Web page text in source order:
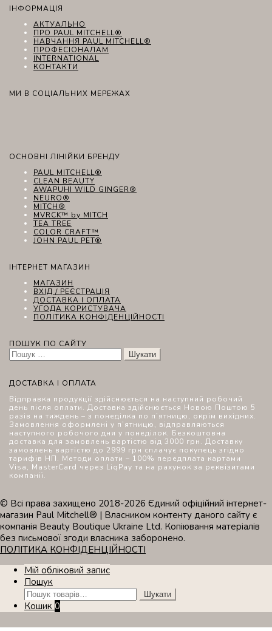
ІНФОРМАЦІЯ
АКТУАЛЬНО
ПРО PAUL MITCHELL®
НАВЧАННЯ PAUL MITCHELL®
ПРОФЕСІОНАЛАМ
INTERNATIONAL
КОНТАКТИ
МИ В СОЦІАЛЬНИХ МЕРЕЖАХ
ОСНОВНІ ЛІНІЙКИ БРЕНДУ
PAUL MITCHELL®
CLEAN BEAUTY
AWAPUHI WILD GINGER®
NEURO®
MITCH®
MVRCK™ by MITCH
TEA TREE
COLOR CRAFT™
JOHN PAUL PET®
ІНТЕРНЕТ МАГАЗИН
МАГАЗИН
ВХІД / РЕЄСТРАЦІЯ
ДОСТАВКА І ОПЛАТА
УГОДА КОРИСТУВАЧА
ПОЛІТИКА КОНФІДЕНЦІЙНОСТІ
ПОШУК ПО САЙТУ
Пошук:
ДОСТАВКА І ОПЛАТА
Відправка продукції здійснюється на наступний робочий
день після оплати. Доставка здійснюється Новою Поштою 5
разів на тиждень – з понеділка по п’ятницю, окрім вихідних.
Замовлення оформлені у п’ятницю, відправляються
наступного робочого дня у понеділок. Безкоштовна
доставка для замовлень вартістю від 3000 грн. Доставку
замовлень вартістю до 2999 грн сплачує покупець згідно
тарифів НП. Методи оплати – 100% передплата картами
Visa, MasterCard через LiqPay та на рахунок за реквізитами
компанії.
© Всі права захищено 2018-2026 Єдиний офіційний інтернет-
магазин Paul Mitchell® | Власником контенту даного сайту є
компанія Beauty Boutique Ukraine Ltd. Копіювання матеріалів
без письмової згоди власника заборонено.
ПОЛІТИКА КОНФІДЕНЦІЙНОСТІ
Мій обліковий запис
Пошук
Шукати:
Шукати
Кошик 0